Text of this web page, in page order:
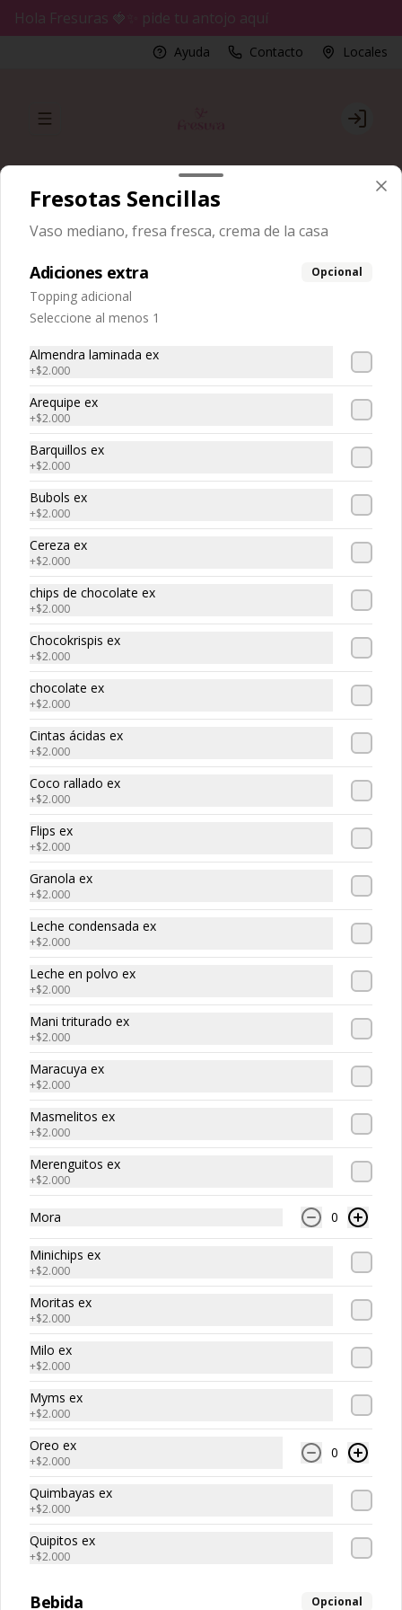
Hola Fresuras 🍓✨ pide tu antojo aquí
Ayuda Contacto Locales
Abrir menu de navegación Login
¿Dónde quieres pedir?
Buscar productos
Fresura Fresas sencillas
Acumula Fresupuntos
Regístrate, gana puntos con tus compras y
canjealos por productos y más
Únete
Fresas sencillas
Fresitas Sencillas
Vaso pequeño, fresa fresca, crema de la casa
$14.500
Fresotas Sencillas
Vaso mediano, fresa fresca, crema de la casa
$17.850
Fresuras Sencillas
Vaso grande, fresa fresca, crema de la casa
$22.500
Conócenos
Sedes
Términos y condiciones
Política de privacidad
Fresotas Sencillas
Vaso mediano, fresa fresca, crema de la casa
Adiciones extra Opcional
Topping adicional
Seleccione al menos 1
Almendra laminada ex
+$2.000
Arequipe ex
+$2.000
Barquillos ex
+$2.000
Bubols ex
+$2.000
Cereza ex
+$2.000
chips de chocolate ex
+$2.000
Chocokrispis ex
+$2.000
chocolate ex
+$2.000
Cintas ácidas ex
+$2.000
Coco rallado ex
+$2.000
Flips ex
+$2.000
Granola ex
+$2.000
Leche condensada ex
+$2.000
Leche en polvo ex
+$2.000
Mani triturado ex
+$2.000
Maracuya ex
+$2.000
Masmelitos ex
+$2.000
Merenguitos ex
+$2.000
Mora 0
Minichips ex
+$2.000
Moritas ex
+$2.000
Milo ex
+$2.000
Myms ex
+$2.000
Oreo ex
+$2.000
0
Quimbayas ex
+$2.000
Quipitos ex
+$2.000
Bebida Opcional